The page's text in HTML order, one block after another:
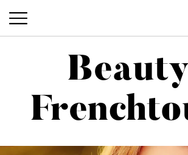
Beauty-